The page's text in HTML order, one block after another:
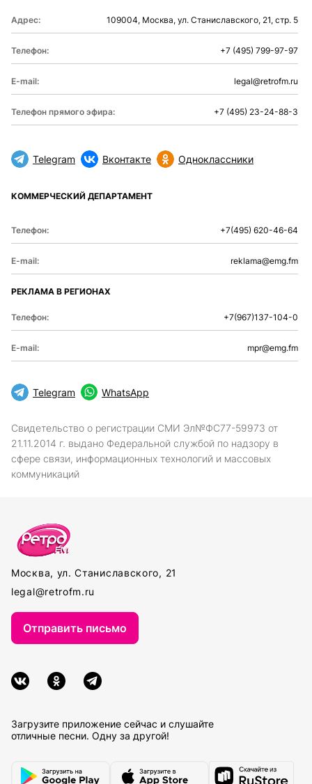
Адрес: 109004, Москва, ул. Станиславского, 21, стр. 5
Телефон: +7 (495) 799-97-97
E-mail: legal@retrofm.ru
Телефон прямого эфира: +7 (495) 23-24-88-3
Telegram Вконтакте Одноклассники
КОММЕРЧЕСКИЙ ДЕПАРТАМЕНТ
Телефон: +7(495) 620-46-64
E-mail: reklama@emg.fm
РЕКЛАМА В РЕГИОНАХ
Телефон: +7(967)137-104-0
E-mail: mpr@emg.fm
Telegram WhatsApp
Свидетельство о регистрации СМИ Эл№ФС77-59973 от
21.11.2014 г. выдано Федеральной службой по надзору в
сфере связи, информационных технологий и массовых
коммуникаций
Москва, ул. Станиславского, 21
legal@retrofm.ru
Загрузите приложение сейчас и слушайте
отличные песни. Одну за другой!
Отправить письмо